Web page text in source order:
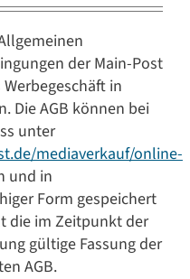
der Main-Post
in
Die AGB können bei
unter
mediaverkauf/online-
und in
Form gespeichert
die im Zeitpunkt der
gültige Fassung der
AGB.